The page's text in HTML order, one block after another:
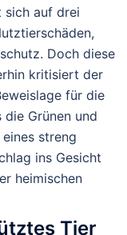
auf drei
Doch diese
kritisiert der
für die
Grünen und
streng
ins Gesicht
heimischen
Tier